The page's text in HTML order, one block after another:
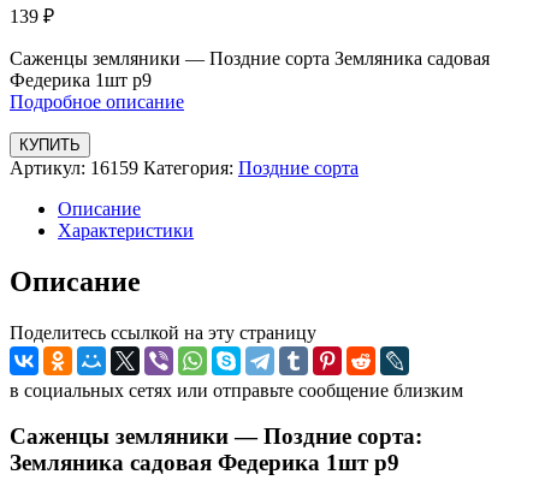
139 ₽
Саженцы земляники — Поздние сорта Земляника садовая
Федерика 1шт р9
Подробное описание
КУПИТЬ
Артикул: 16159 Категория: Поздние сорта
Описание
Характеристики
Описание
Поделитесь ссылкой на эту страницу
в социальных сетях или отправьте сообщение близким
Саженцы земляники — Поздние сорта:
Земляника садовая Федерика 1шт р9